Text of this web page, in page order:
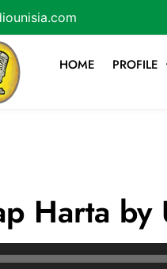
HOME PROFILE
Harta